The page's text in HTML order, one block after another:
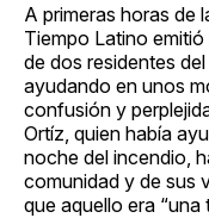
A primeras horas de
Tiempo Latino
de dos residentes
ayudando en unos
confusión y
Ortíz, quien había
noche del incendio,
comunidad y de sus
que aquello era “una